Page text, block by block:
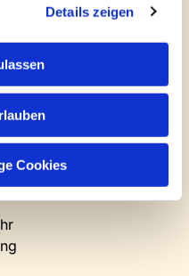
Details zeigen
Cookies
Steinhagen